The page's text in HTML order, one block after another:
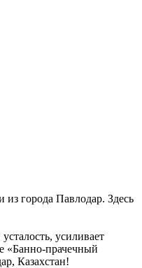
города Павлодар. Здесь
усиливает
«Банно-прачечный
Казахстан!